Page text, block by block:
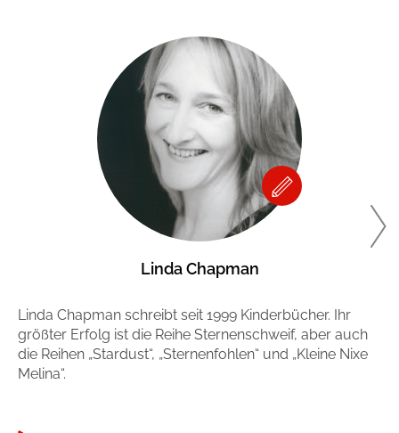
Linda Chapman
Linda Chapman schreibt seit 1999 Kinderbücher. Ihr
größter Erfolg ist die Reihe Sternenschweif, aber auch
die Reihen „Stardust“, „Sternenfohlen“ und „Kleine Nixe
Melina“.